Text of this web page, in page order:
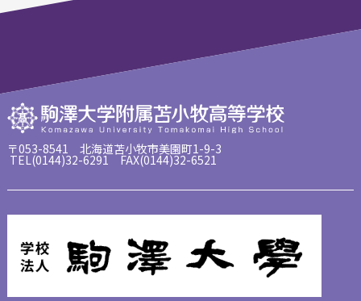
〒053-8541 北海道苫小牧市美園町1-9-3
TEL(0144)32-6291 FAX(0144)32-6521